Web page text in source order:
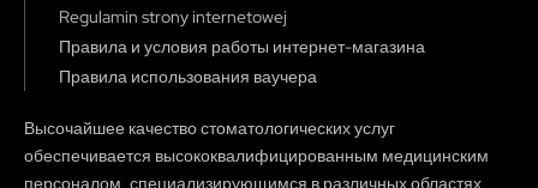
Regulamin strony internetowej
Правила и условия работы интернет-магазина
Правила использования ваучера
Высочайшее качество стоматологических услуг
обеспечивается высококвалифицированным медицинским
персоналом, специализирующимся в различных областях,